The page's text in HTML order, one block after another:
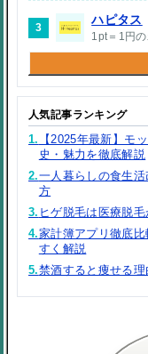
3
ハピタス
1pt＝1円
人気記事ランキング
1.
【2025年最新】モ
史・魅力を徹底解説
2.一人暮らしの食生
方
3. ヒゲ脱毛は医療脱
4.家計簿アプリ徹底
すく解説
5.禁酒すると痩せる理